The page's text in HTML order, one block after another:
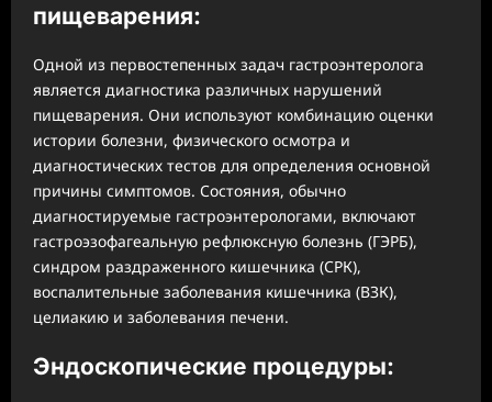
пищеварения:
Одной из первостепенных задач гастроэнтеролога
является диагностика различных нарушений
пищеварения. Они используют комбинацию оценки
истории болезни, физического осмотра и
диагностических тестов для определения основной
причины симптомов. Состояния, обычно
диагностируемые гастроэнтерологами, включают
гастроэзофагеальную рефлюксную болезнь (ГЭРБ),
синдром раздраженного кишечника (СРК),
воспалительные заболевания кишечника (ВЗК),
целиакию и заболевания печени.
Эндоскопические процедуры: